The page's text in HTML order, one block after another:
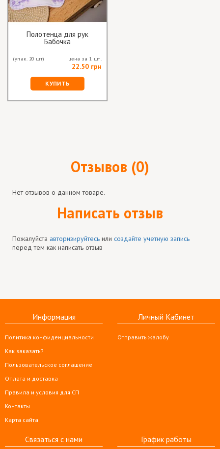
Полотенца для рук
Бабочка
(упак. 20 шт) цена за 1 шт.
22.50 грн
КУПИТЬ
Отзывов (0)
Нет отзывов о данном товаре.
Написать отзыв
Пожалуйста авторизируйтесь или создайте учетную запись
перед тем как написать отзыв
Информация
Политика конфиденциальности
Как заказать?
Пользовательское соглашение
Оплата и доставка
Правила и условия для СП
Контакты
Карта сайта
Личный Кабинет
Отправить жалобу
Связаться с нами График работы